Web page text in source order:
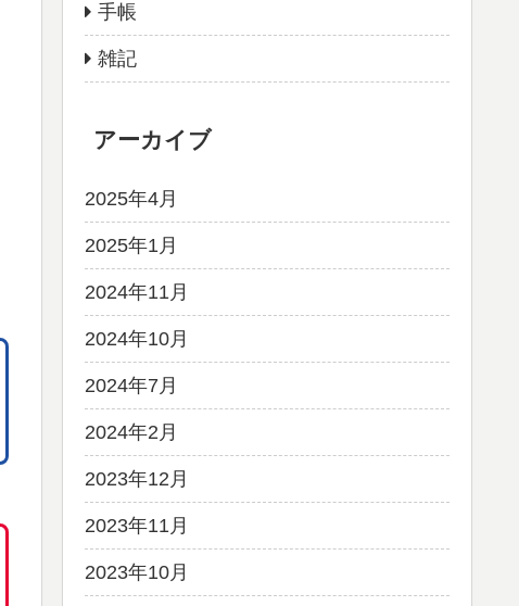
手帳
雑記
アーカイブ
2025年4月
2025年1月
2024年11月
2024年10月
2024年7月
2024年2月
2023年12月
2023年11月
2023年10月